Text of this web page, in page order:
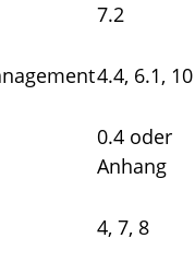
7.2
4.4, 6.1, 10
0.4 oder
Anhang
4, 7, 8